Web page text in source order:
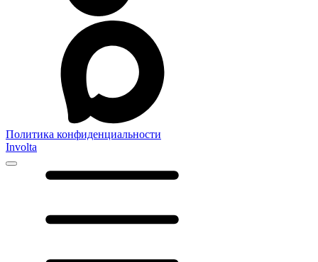
Политика конфиденциальности
Involta